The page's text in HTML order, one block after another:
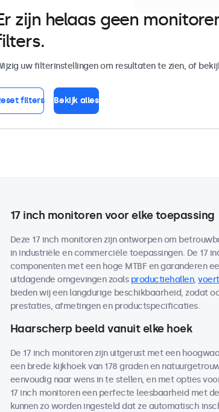
zijn helaas geen
uw filterinstellingen om resultaten te zien, of
filters Bekijk alles
17 inch monitoren voor elke toepassing
Deze 17 inch monitoren zijn ontworpen om
in industriële en commerciële toepassingen. De 17
componenten met een hoge MTBF en garanderen
uitdagende omgevingen zoals productiehallen,
bieden wij een langdurige beschikbaarheid, zodat
prestaties, afmetingen en productspecificaties.
Haarscherp beeld vanuit elke hoek
De 17 inch monitoren zijn uitgerust met een
een brede kijkhoek van 178 graden en
eenvoudig naar wens in te stellen, en met opties
17 inch monitoren een perfecte leesbaarheid met
kunnen zo worden ingesteld dat ze automatisch